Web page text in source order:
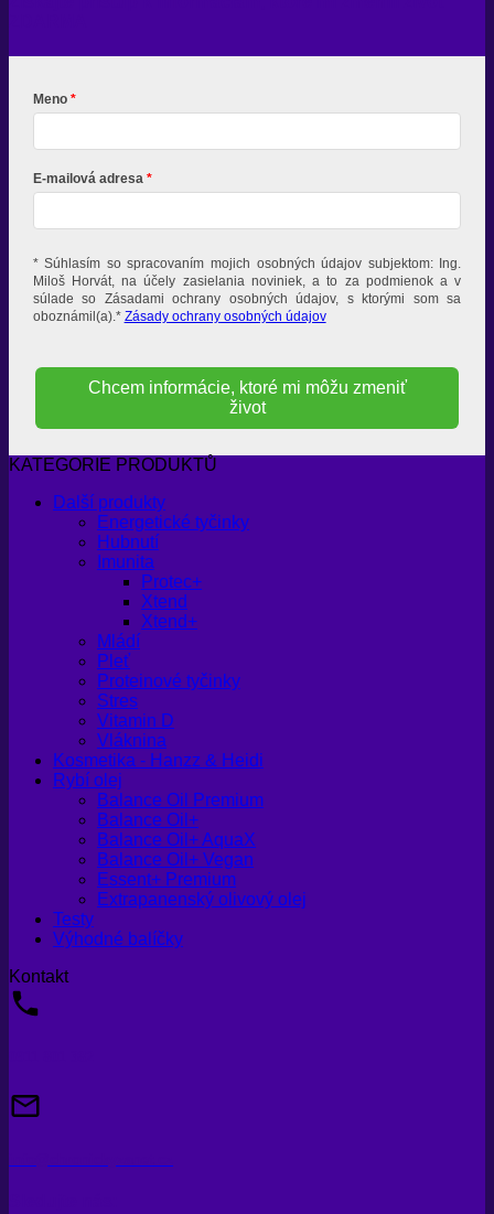
Meno
E-mailová adresa
* Súhlasím so spracovaním mojich osobných údajov subjektom: Ing.
Miloš Horvát, na účely zasielania noviniek, a to za podmienok a v
súlade so Zásadami ochrany osobných údajov, s ktorými som sa
oboznámil(a).* Zásady ochrany osobných údajov
Chcem informácie, ktoré mi môžu zmeniť
život
KATEGORIE PRODUKTŮ
Další produkty
Energetické tyčinky
Hubnutí
Imunita
Protec+
Xtend
Xtend+
Mládí
Pleť
Proteinové tyčinky
Stres
Vitamin D
Vláknina
Kosmetika - Hanzz & Heidi
Rybí olej
Balance Oil Premium
Balance Oil+
Balance Oil+ AquaX
Balance Oil+ Vegan
Essent+ Premium
Extrapanenský olivový olej
Testy
Výhodné balíčky
Kontakt